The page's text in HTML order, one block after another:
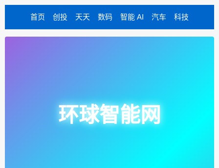
首页 创投 天天 数码 智能 AI 汽车 科技
环球智能网